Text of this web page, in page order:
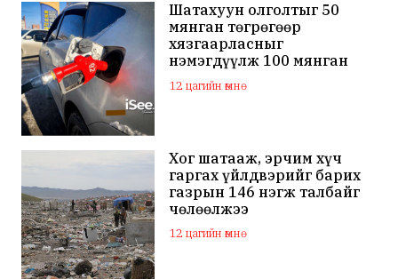
Шатахуун олголтыг 50
мянган төгрөгөөр
хязгаарласныг
нэмэгдүүлж 100 мянган
төгрөгт хүргэхээр судалж
байна
12 цагийн өмнө
Хог шатааж, эрчим хүч
гаргах үйлдвэрийг барих
газрын 146 нэгж талбайг
чөлөөлжээ
12 цагийн өмнө